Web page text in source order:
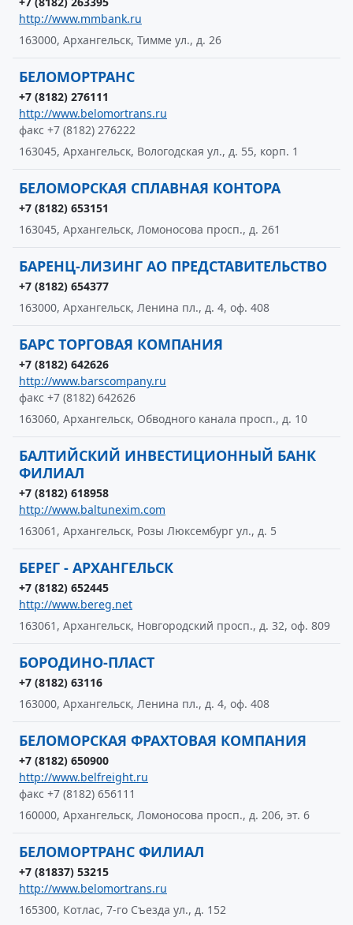
http://www.mmbank.ru
163000, Архангельск, Тимме ул., д. 26
БЕЛОМОРТРАНС
+7 (8182) 276111
http://www.belomortrans.ru
факс +7 (8182) 276222
163045, Архангельск, Вологодская ул., д. 55, корп. 1
БЕЛОМОРСКАЯ СПЛАВНАЯ КОНТОРА
+7 (8182) 653151
163045, Архангельск, Ломоносова просп., д. 261
БАРЕНЦ-ЛИЗИНГ АО ПРЕДСТАВИТЕЛЬСТВО
+7 (8182) 654377
163000, Архангельск, Ленина пл., д. 4, оф. 408
БАРС ТОРГОВАЯ КОМПАНИЯ
+7 (8182) 642626
http://www.barscompany.ru
факс +7 (8182) 642626
163060, Архангельск, Обводного канала просп., д. 10
БАЛТИЙСКИЙ ИНВЕСТИЦИОННЫЙ БАНК
ФИЛИАЛ
+7 (8182) 618958
http://www.baltunexim.com
163061, Архангельск, Розы Люксембург ул., д. 5
БЕРЕГ - АРХАНГЕЛЬСК
+7 (8182) 652445
http://www.bereg.net
163061, Архангельск, Новгородский просп., д. 32, оф. 809
БОРОДИНО-ПЛАСТ
+7 (8182) 63116
163000, Архангельск, Ленина пл., д. 4, оф. 408
БЕЛОМОРСКАЯ ФРАХТОВАЯ КОМПАНИЯ
+7 (8182) 650900
http://www.belfreight.ru
факс +7 (8182) 656111
160000, Архангельск, Ломоносова просп., д. 206, эт. 6
БЕЛОМОРТРАНС ФИЛИАЛ
+7 (81837) 53215
http://www.belomortrans.ru
165300, Котлас, 7-го Съезда ул., д. 152